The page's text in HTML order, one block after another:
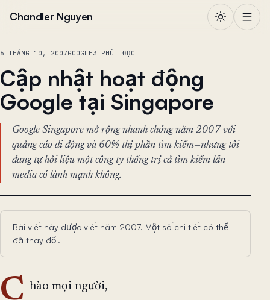
Chandler Nguyen
6 THÁNG 10, 2007GOOGLE3 PHÚT ĐỌC
Cập nhật hoạt động
Google tại Singapore
Google Singapore mở rộng nhanh chóng năm 2007 với
quảng cáo di động và 60% thị phần tìm kiếm—nhưng tôi
đang tự hỏi liệu một công ty thống trị cả tìm kiếm lẫn
media có lành mạnh không.
Bài viết này được viết năm 2007. Một số chi tiết có thể
đã thay đổi.
C hào mọi người,